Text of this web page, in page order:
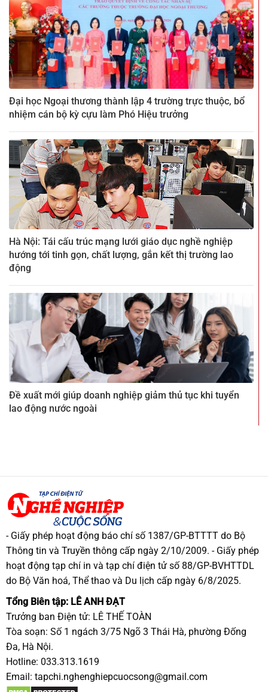
Đại học Ngoại thương thành lập 4 trường trực thuộc, bổ
nhiệm cán bộ kỳ cựu làm Phó Hiệu trưởng
Hà Nội: Tái cấu trúc mạng lưới giáo dục nghề nghiệp
hướng tới tinh gọn, chất lượng, gắn kết thị trường lao
động
Đề xuất mới giúp doanh nghiệp giảm thủ tục khi tuyển
lao động nước ngoài
- Giấy phép hoạt động báo chí số 1387/GP-BTTTT do Bộ
Thông tin và Truyền thông cấp ngày 2/10/2009. - Giấy phép
hoạt động tạp chí in và tạp chí điện tử số 88/GP-BVHTTDL
do Bộ Văn hoá, Thể thao và Du lịch cấp ngày 6/8/2025.
Tổng Biên tập: LÊ ANH ĐẠT
Trưởng ban Điện tử: LÊ THẾ TOÀN
Tòa soạn: Số 1 ngách 3/75 Ngõ 3 Thái Hà, phường Đống
Đa, Hà Nội.
Hotline: 033.313.1619
Email: tapchi.nghenghiepcuocsong@gmail.com